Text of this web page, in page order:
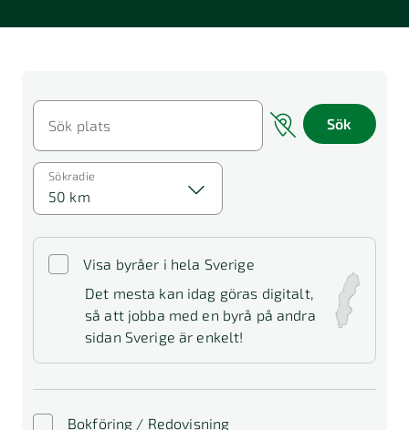
Sök plats Sök
Visa byråer i hela Sverige
Det mesta kan idag göras digitalt,
så att jobba med en byrå på andra
sidan Sverige är enkelt!
Sökradie
50 km
Bokföring / Redovisning